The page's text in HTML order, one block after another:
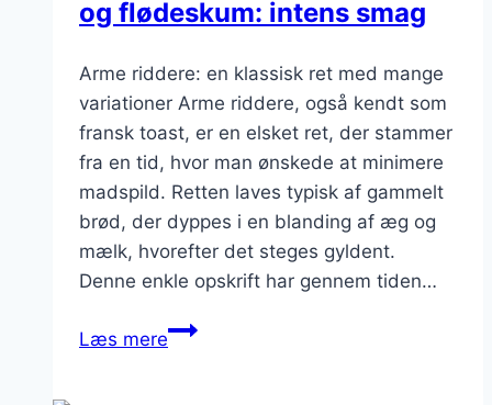
og flødeskum: intens smag
Arme riddere: en klassisk ret med mange
variationer Arme riddere, også kendt som
fransk toast, er en elsket ret, der stammer
fra en tid, hvor man ønskede at minimere
madspild. Retten laves typisk af gammelt
brød, der dyppes i en blanding af æg og
mælk, hvorefter det steges gyldent.
Denne enkle opskrift har gennem tiden…
Læs mereArme